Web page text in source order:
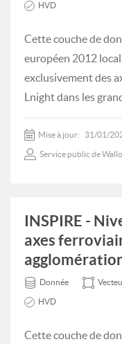
HVD
Cette couche de
européen 2012
exclusivement des
Lnight dans les
Mise à jour: 31/01/
Service public de
INSPIRE -
axes
Donnée
HVD
Cette couche de